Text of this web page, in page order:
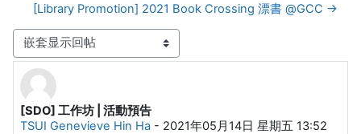
[Library Promotion] 2021 Book Crossing 漂書 @GCC →
显示模式
[SDO] 工作坊 | 活動預告
TSUI Genevieve Hin Ha - 2021年05月14日 星期五 13:52
回帖数：0